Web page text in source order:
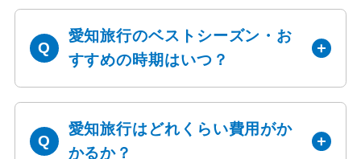
愛知旅行のベストシーズン・お
すすめの時期はいつ？
愛知旅行はどれくらい費用がか
かるか？